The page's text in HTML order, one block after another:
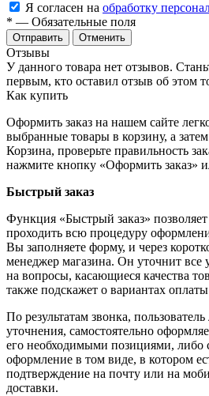
Я согласен на обработку
* — Обязательные поля
Отменить
Отзывы
У данного товара нет отзывов.
первым, кто оставил отзыв об этом
Как купить
Оформить заказ на нашем сайте
выбранные товары в корзину, а
Корзина, проверьте правильность
нажмите кнопку «Оформить заказ»
Быстрый заказ
Функция «Быстрый заказ»
проходить всю процедуру
Вы заполняете форму, и через
менеджер магазина. Он уточнит все
на вопросы, касающиеся качества
также подскажет о вариантах
По результатам звонка,
уточнения, самостоятельно
его необходимыми позициями, либо
оформление в том виде, в котором
подтверждение на почту или на
доставки.